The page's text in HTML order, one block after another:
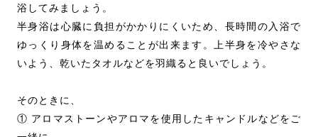
浴してみましょう。
半身浴は心臓に負担がかかりにくいため、長時間の入浴で
ゆっくり身体を温めることが出来ます。上半身を冷やさな
いよう、乾いたタオルなどを羽織ると良いでしょう。
そのときに、
① アロマストーンやアロマを使用したキャンドルなどをご